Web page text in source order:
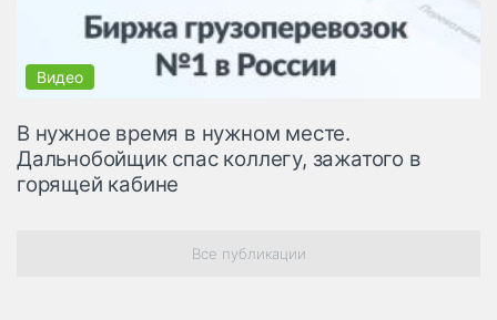
В нужное время в нужном месте.
Дальнобойщик спас коллегу, зажатого в
горящей кабине
Все публикации